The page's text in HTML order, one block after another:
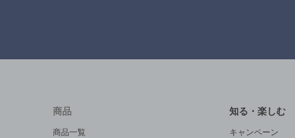
商品
商品一覧
知る・楽しむ
キャンペーン